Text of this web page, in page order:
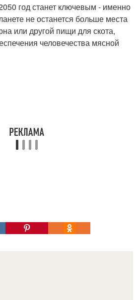
год станет ключевым - именно
не останется больше места
или другой пищи для скота,
человечества мясной